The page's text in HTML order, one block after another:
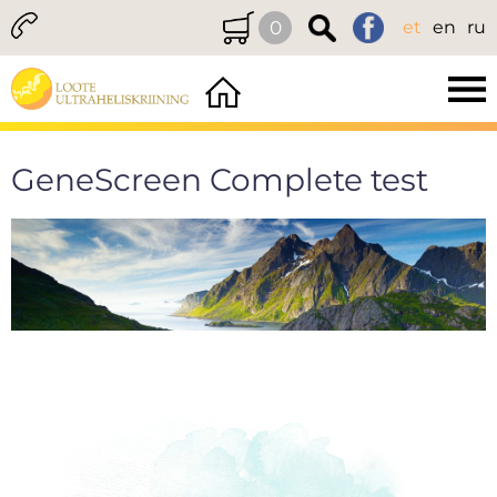
0 et en ru
GeneScreen Complete test